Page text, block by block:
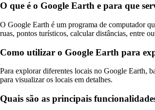
O que é o Google Earth e para que
O Google Earth é um programa de computador
ruas, pontos turísticos, calcular distâncias, entre
Como utilizar o Google Earth para
Para explorar diferentes locais no Google Earth,
para visualizar os locais em detalhes.
Quais são as principais